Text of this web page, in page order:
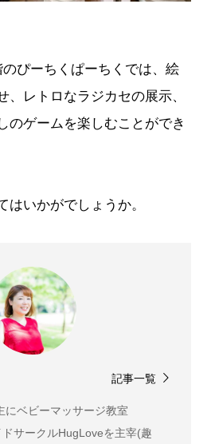
ぴーちくぱーちくでは、絵
、レトロなラジカセの展示、
のゲームを楽しむことができ
はいかがでしょうか。
記事一覧
にベビーマッサージ教室
サークルHugLoveを主宰(趣